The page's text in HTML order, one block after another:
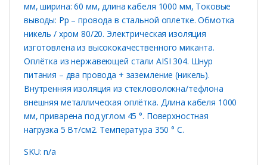
мм, ширина: 60 мм, длина кабеля 1000 мм, Токовые
выводы: Рр – провода в стальной оплетке. Обмотка
никель / хром 80/20. Электрическая изоляция
изготовлена ​​из высококачественного миканта.
Оплётка из нержавеющей стали AISI 304. Шнур
питания – два провода + заземление (никель).
Внутренняя изоляция из стекловолокна/тефлона
внешняя металлическая оплётка. Длина кабеля 1000
мм, приварена под углом 45 °. Поверхностная
нагрузка 5 Вт/см2. Температура 350 ° C.
SKU: n/a